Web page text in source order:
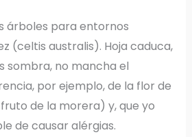
árboles para entornos
(celtis australis). Hoja caduca,
sombra, no mancha el
por ejemplo, de la flor de
de la morera) y, que yo
de causar alérgias.